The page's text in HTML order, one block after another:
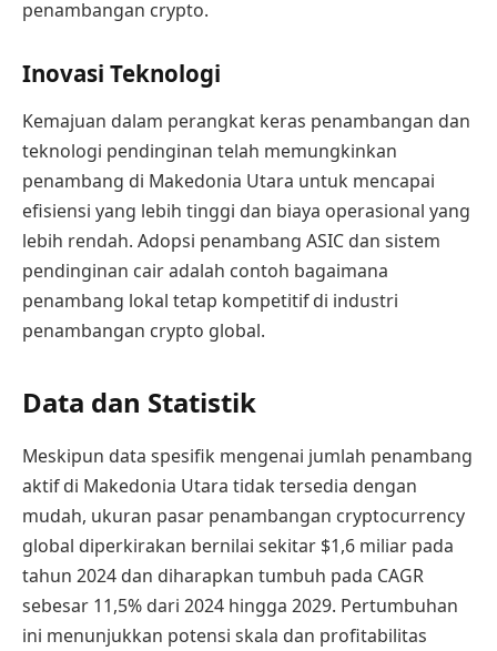
penambangan crypto.
Inovasi Teknologi
Kemajuan dalam perangkat keras penambangan dan
teknologi pendinginan telah memungkinkan
penambang di Makedonia Utara untuk mencapai
efisiensi yang lebih tinggi dan biaya operasional yang
lebih rendah. Adopsi penambang ASIC dan sistem
pendinginan cair adalah contoh bagaimana
penambang lokal tetap kompetitif di industri
penambangan crypto global.
Data dan Statistik
Meskipun data spesifik mengenai jumlah penambang
aktif di Makedonia Utara tidak tersedia dengan
mudah, ukuran pasar penambangan cryptocurrency
global diperkirakan bernilai sekitar $1,6 miliar pada
tahun 2024 dan diharapkan tumbuh pada CAGR
sebesar 11,5% dari 2024 hingga 2029. Pertumbuhan
ini menunjukkan potensi skala dan profitabilitas